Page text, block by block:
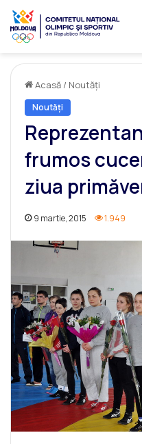
Acasă / Noutăți
Noutăți
frumos
ziua
9 martie, 2015 1.949